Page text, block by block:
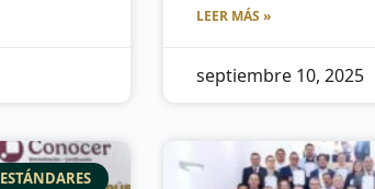
LEER MÁS »
septiembre 10, 2025
ESTÁNDARES